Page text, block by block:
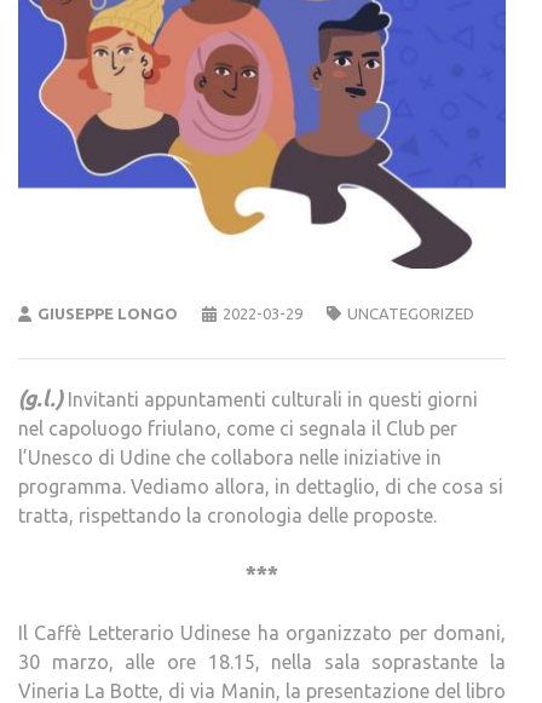
GIUSEPPE LONGO 2022-03-29 UNCATEGORIZED
(g.l.) Invitanti appuntamenti culturali in questi giorni
nel capoluogo friulano, come ci segnala il Club per
l’Unesco di Udine che collabora nelle iniziative in
programma. Vediamo allora, in dettaglio, di che cosa si
tratta, rispettando la cronologia delle proposte.
***
Il Caffè Letterario Udinese ha organizzato per domani,
30 marzo, alle ore 18.15, nella sala soprastante la
Vineria La Botte, di via Manin, la presentazione del libro